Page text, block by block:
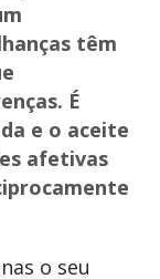
têm
É
e o aceite
afetivas
o seu